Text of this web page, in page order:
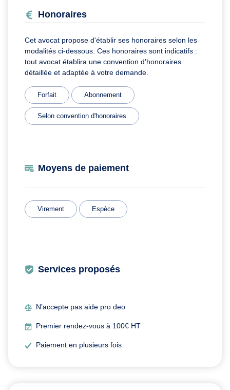
Honoraires
Cet avocat propose d'établir ses honoraires selon les
modalités ci-dessous. Ces honoraires sont indicatifs :
tout avocat établira une convention d'honoraires
détaillée et adaptée à votre demande.
Forfait Abonnement
Selon convention d'honoraires
Moyens de paiement
Virement Espèce
Services proposés
N’accepte pas aide pro deo
Premier rendez-vous à 100€ HT
Paiement en plusieurs fois